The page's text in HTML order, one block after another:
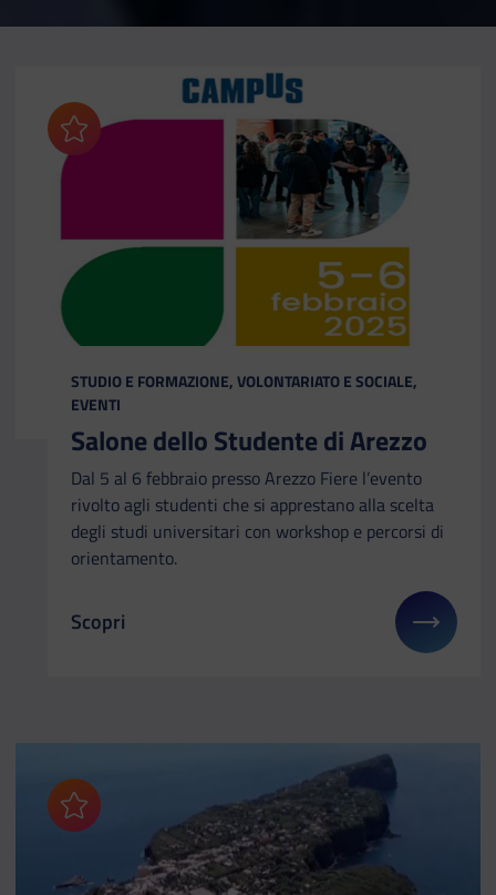
Aggiungi ai preferiti
CATEGORIA:
STUDIO E FORMAZIONE, VOLONTARIATO E SOCIALE,
EVENTI
Salone dello Studente di Arezzo
Dal 5 al 6 febbraio presso Arezzo Fiere l’evento
rivolto agli studenti che si apprestano alla scelta
degli studi universitari con workshop e percorsi di
orientamento.
Il link ti porterà ad avere maggiori dettagli su:
Scopri
Aggiungi ai preferiti